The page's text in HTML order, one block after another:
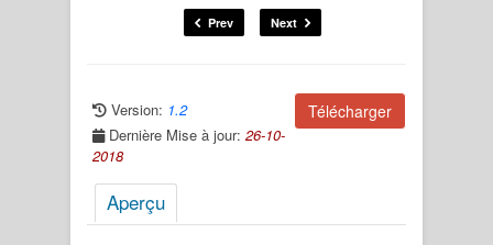
Prev Next
Télécharger
Version: 1.2
Dernière Mise à jour: 26-10-
2018
Aperçu